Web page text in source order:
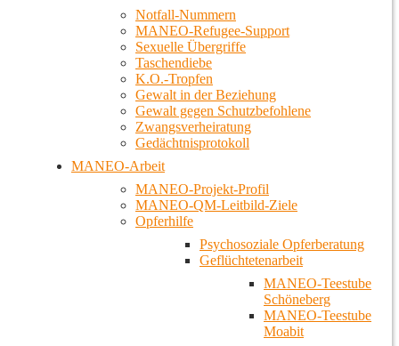
Notfall-Nummern
MANEO-Refugee-Support
Sexuelle Übergriffe
Taschendiebe
K.O.-Tropfen
Gewalt in der Beziehung
Gewalt gegen Schutzbefohlene
Zwangsverheiratung
Gedächtnisprotokoll
MANEO-Arbeit
MANEO-Projekt-Profil
MANEO-QM-Leitbild-Ziele
Opferhilfe
Psychosoziale Opferberatung
Geflüchtetenarbeit
MANEO-Teestube
Schöneberg
MANEO-Teestube
Moabit